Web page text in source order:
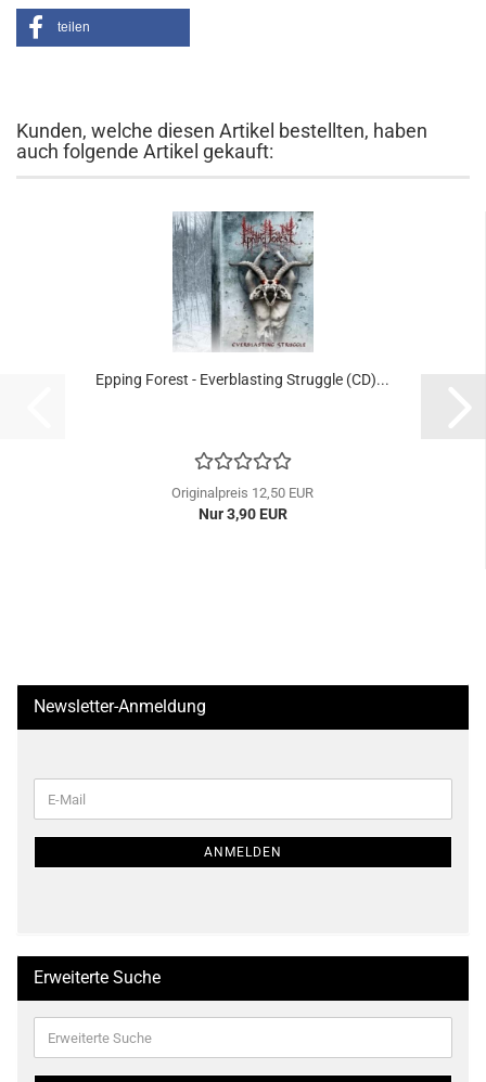
teilen
Kunden, welche diesen Artikel bestellten, haben
auch folgende Artikel gekauft:
Epping Forest - Everblasting Struggle (CD)...
Originalpreis 12,50 EUR
Nur 3,90 EUR
Newsletter-Anmeldung
ZUR
E-
Mail
ANMELDEN
Erweiterte Suche
Suche